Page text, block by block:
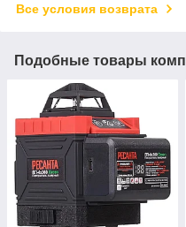
Все условия возврата
Подобные товары